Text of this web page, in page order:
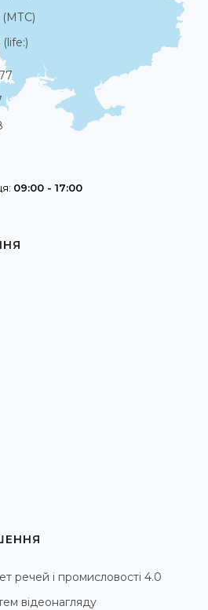
(МТС)
09:00 - 17:00
речей і промисловості 4.0
відеонагляду